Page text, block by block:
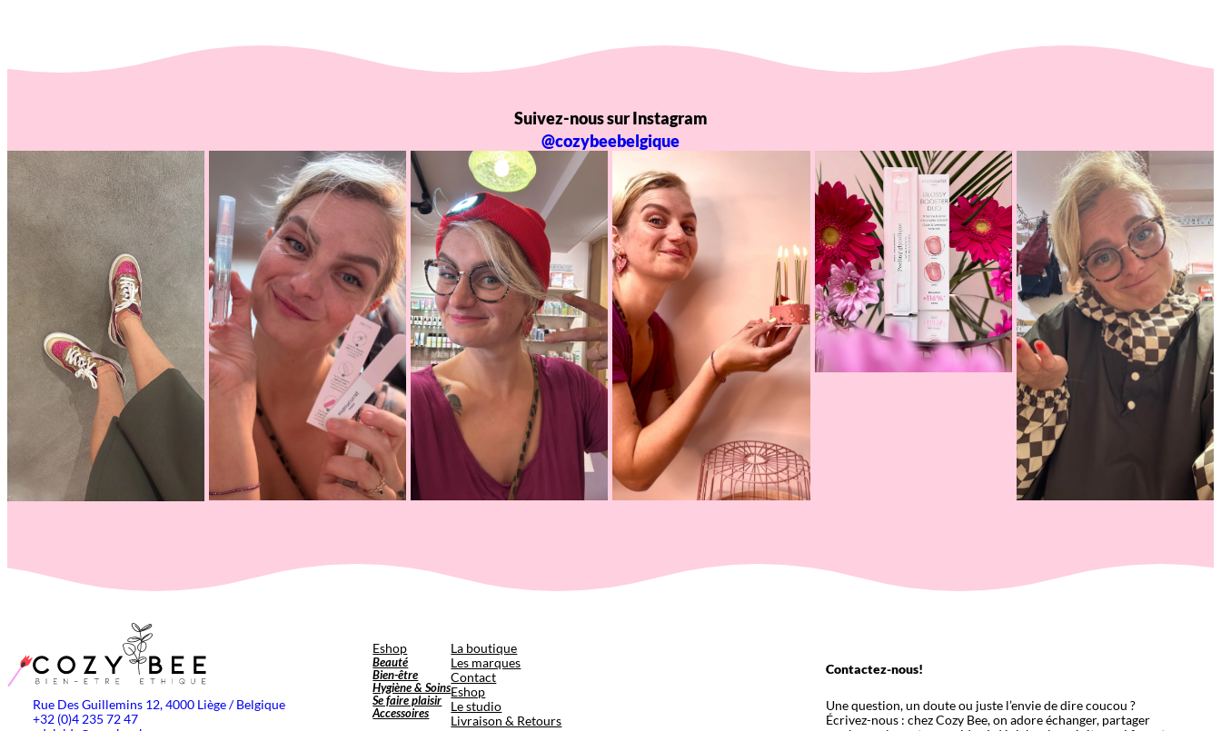
Suivez-nous sur Instagram
@cozybeebelgique
Rue Des Guillemins 12, 4000 Liège / Belgique
+32 (0)4 235 72 47
Eshop
Beauté
Bien-être
Hygiène & Soins
Se faire plaisir
Accessoires
La boutique
Les marques
Contact
Eshop
Le studio
Livraison & Retours
Contactez-nous!
Une question, un doute ou juste l’envie de dire coucou ?
Écrivez-nous : chez Cozy Bee, on adore échanger, partager